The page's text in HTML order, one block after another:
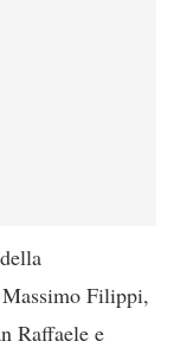
Filippi,
Raffaele e